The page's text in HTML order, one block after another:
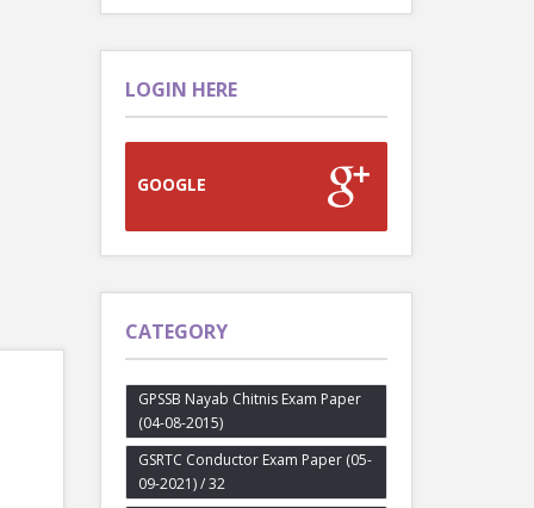
LOGIN HERE
GOOGLE
CATEGORY
GPSSB Nayab Chitnis Exam Paper
(04-08-2015)
GSRTC Conductor Exam Paper (05-
09-2021) / 32